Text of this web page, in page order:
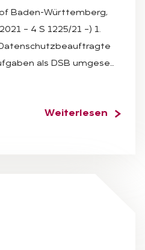
Baden-Württemberg,
– 4 S 1225/21 –) 1.
als DSB umgese…
Weiterlesen